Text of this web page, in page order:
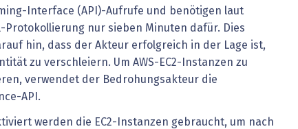
Interface (API)-Aufrufe und benötigen laut
Protokollierung nur sieben Minuten dafür. Dies
hin, dass der Akteur erfolgreich in der Lage ist,
zu verschleiern. Um AWS-EC2-Instanzen zu
verwendet der Bedrohungsakteur die
API.
werden die EC2-Instanzen gebraucht, um nach